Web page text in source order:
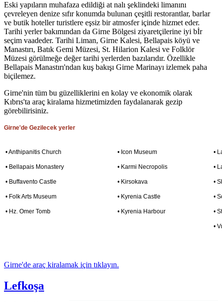
Eski yapıların muhafaza edildiği at nalı şeklindeki limanını
çevreleyen denize sıfır konumda bulunan çeşitli restorantlar, barlar
ve butik hoteller turistlere eşsiz bir atmosfer içinde hizmet eder.
Tarihi yerler bakımından da Girne Bölgesi ziyaretçilerine iyi bİr
seçim vaadeder. Tarihi Liman, Girne Kalesi, Bellapais köyü ve
Manastırı, Batık Gemi Müzesi, St. Hilarion Kalesi ve Folklör
Müzesi görülmeğe değer tarihi yerlerden bazılarıdır. Özellikle
Bellapais Manastırı'ndan kuş bakışı Girne Marinayı izlemek paha
biçilemez.
Girne'nin tüm bu güzelliklerini en kolay ve ekonomik olarak
Kıbrıs'ta araç kiralama hizmetimizden faydalanarak gezip
görebilirisiniz.
Girne'de Gezilecek yerler
• Anthipanitis Church
• Bellapais Monastery
• Buffavento Castle
• Folk Arts Museum
• Hz. Omer Tomb
• Icon Museum
• Karmi Necropolis
• Kirsokava
• Kyrenia Castle
• Kyrenia Harbour
•
•
•
•
•
•
Girne'de araç kiralamak için tıklayın.
Lefkoşa